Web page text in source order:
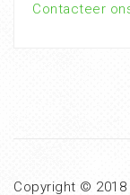
Contacteer
Copyright © 2018